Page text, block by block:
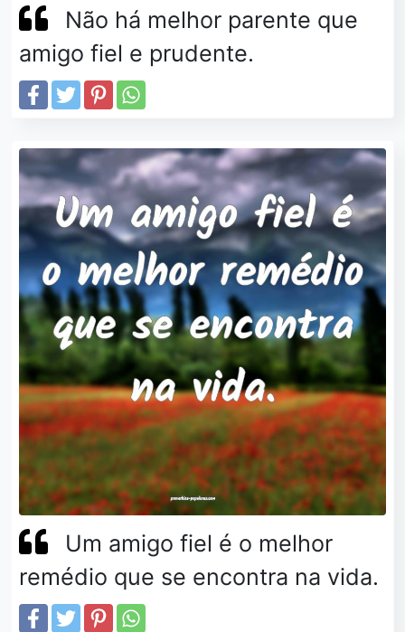
Não há melhor parente que
amigo fiel e prudente.
Um amigo fiel é o melhor
remédio que se encontra na vida.